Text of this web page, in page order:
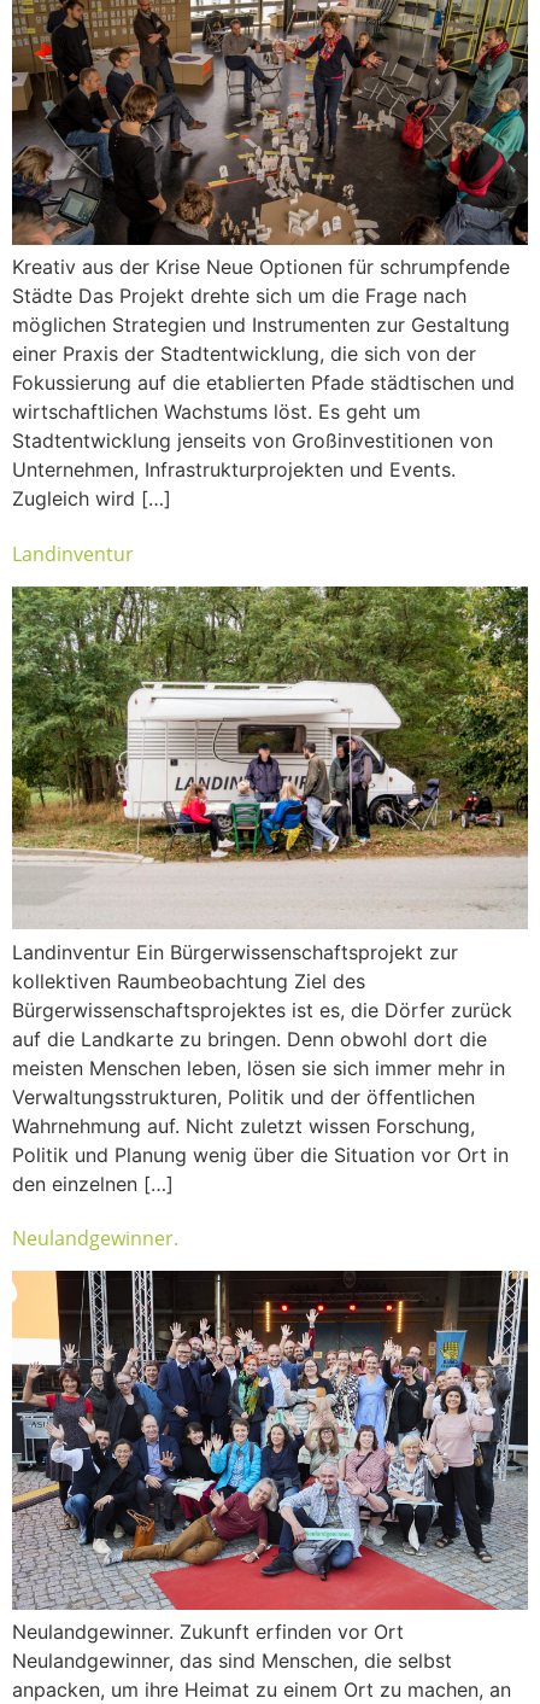
Kreativ aus der Krise Neue Optionen für schrumpfende
Städte Das Projekt drehte sich um die Frage nach
möglichen Strategien und Instrumenten zur Gestaltung
einer Praxis der Stadtentwicklung, die sich von der
Fokussierung auf die etablierten Pfade städtischen und
wirtschaftlichen Wachstums löst. Es geht um
Stadtentwicklung jenseits von Großinvestitionen von
Unternehmen, Infrastrukturprojekten und Events.
Zugleich wird […]
Landinventur
Landinventur Ein Bürgerwissenschaftsprojekt zur
kollektiven Raumbeobachtung Ziel des
Bürgerwissenschaftsprojektes ist es, die Dörfer zurück
auf die Landkarte zu bringen. Denn obwohl dort die
meisten Menschen leben, lösen sie sich immer mehr in
Verwaltungsstrukturen, Politik und der öffentlichen
Wahrnehmung auf. Nicht zuletzt wissen Forschung,
Politik und Planung wenig über die Situation vor Ort in
den einzelnen […]
Neulandgewinner.
Neulandgewinner. Zukunft erfinden vor Ort
Neulandgewinner, das sind Menschen, die selbst
anpacken, um ihre Heimat zu einem Ort zu machen, an